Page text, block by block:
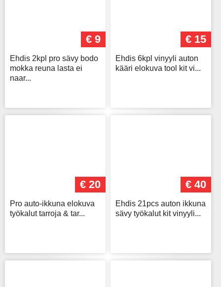
€ 9
Ehdis 2kpl pro sävy bodo
mokka reuna lasta ei
naar...
€ 15
Ehdis 6kpl vinyyli auton
kääri elokuva tool kit vi...
€ 20
Pro auto-ikkuna elokuva
työkalut tarroja & tar...
€ 40
Ehdis 21pcs auton ikkuna
sävy työkalut kit vinyyli...